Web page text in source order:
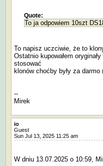
Quote:
To ja odpowiem 10szt
To napisz uczciwie, że to
Ostatnio kupowałem
stosować
klonów choćby były za darmo
--
Mirek
io
Guest
Sun Jul 13, 2025 11:25 am
W dniu 13.07.2025 o 10:59,